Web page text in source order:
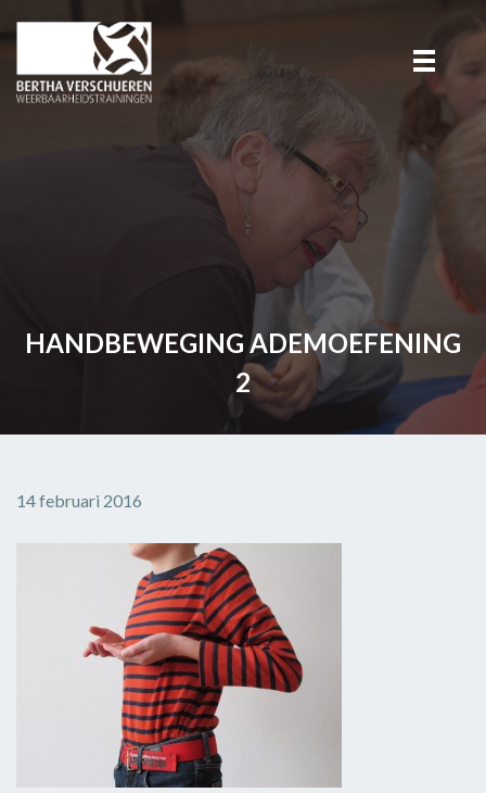
HANDBEWEGING ADEMOEFENING
2
14 februari 2016